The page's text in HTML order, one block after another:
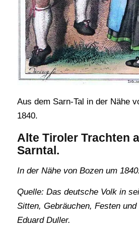
Aus dem Sarn-Tal in der Nähe
1840.
Alte Tiroler Trachten
Sarntal.
In der Nähe von Bozen um 1840.
Quelle: Das deutsche Volk in
Sitten, Gebräuchen, Festen
Eduard Duller.